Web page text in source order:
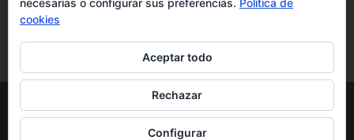
Llanes
Nava Onís Parres
Penam Alta
Penam Baja
Potes
Ribadedeva
Ribadesella
Tresviso Valdeón
Crónica Circular de Los Picos de Europa |
necesarias o configurar sus preferencias. Política de
cookies
Aceptar todo
Rechazar
Configurar